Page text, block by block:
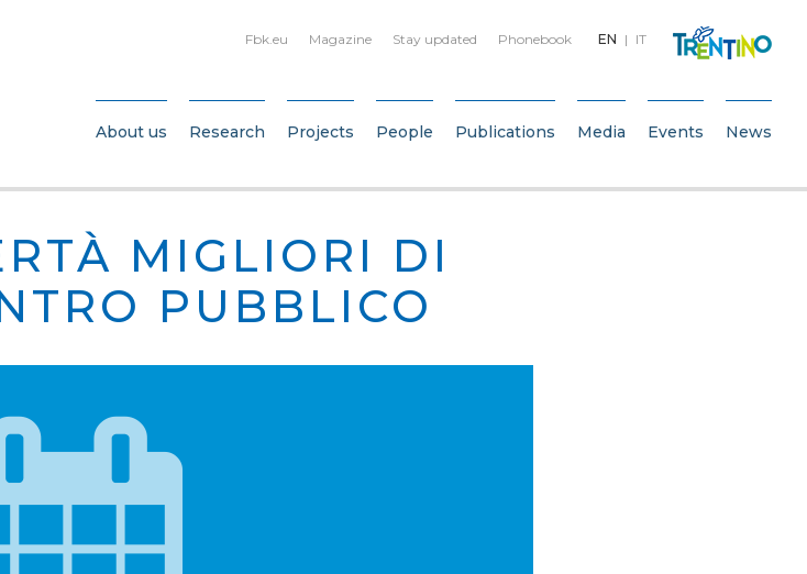
EN IT
Fbk.eu Magazine Stay updated Phonebook
About us Research Projects People Publications Media Events News
MIGLIORI DI
PUBBLICO